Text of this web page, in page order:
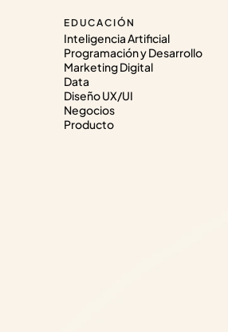
EDUCACIÓN
Inteligencia Artificial
Programación y Desarrollo
Marketing Digital
Data
Diseño UX/UI
Negocios
Producto